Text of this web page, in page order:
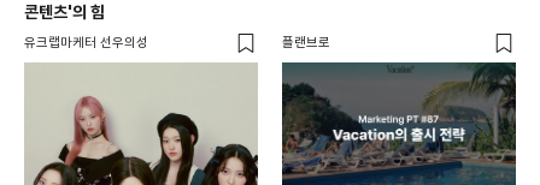
콘텐츠'의 힘
유크랩마케터 선우의성 플랜브로